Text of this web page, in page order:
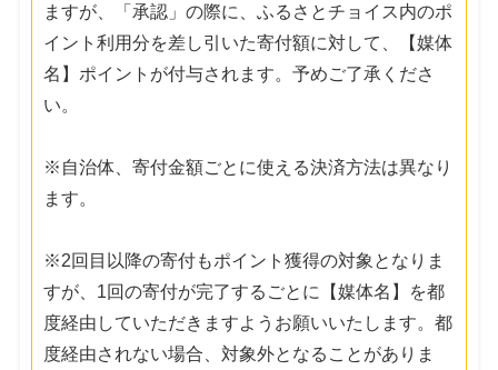
ますが、「承認」の際に、ふるさとチョイス内のポ
イント利用分を差し引いた寄付額に対して、【媒体
名】ポイントが付与されます。予めご了承くださ
い。
※自治体、寄付金額ごとに使える決済方法は異なり
ます。
※2回目以降の寄付もポイント獲得の対象となりま
すが、1回の寄付が完了するごとに【媒体名】を都
度経由していただきますようお願いいたします。都
度経由されない場合、対象外となることがありま